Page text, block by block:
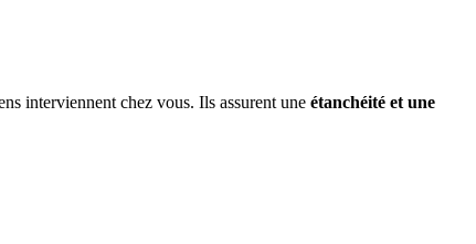
interviennent chez vous. Ils assurent une étanchéité et une